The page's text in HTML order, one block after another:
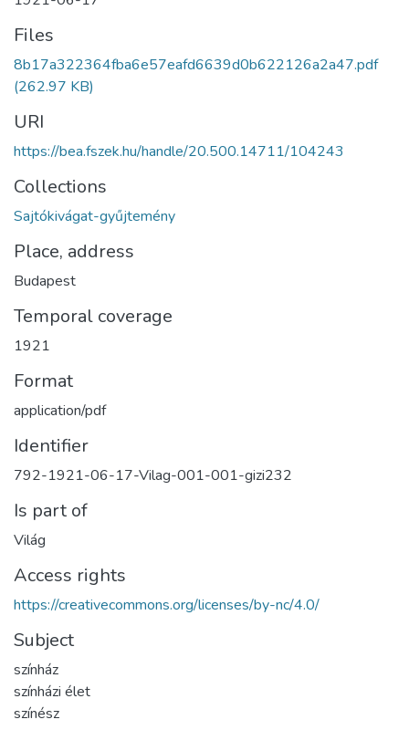
Files
8b17a322364fba6e57eafd6639d0b622126a2a47.pdf
(262.97 KB)
URI
https://bea.fszek.hu/handle/20.500.14711/104243
Collections
Sajtókivágat-gyűjtemény
Place, address
Budapest
Temporal coverage
1921
Format
application/pdf
Identifier
792-1921-06-17-Vilag-001-001-gizi232
Is part of
Világ
Access rights
https://creativecommons.org/licenses/by-nc/4.0/
Subject
színház
színházi élet
színész